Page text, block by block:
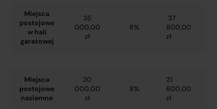
Miejsca
postojowe
w hali
garażowej
35
000,00
zł
8%
37
800,00
zł
Miejsca
postojowe
naziemne
20
000,00
zł
8%
21
600,00
zł